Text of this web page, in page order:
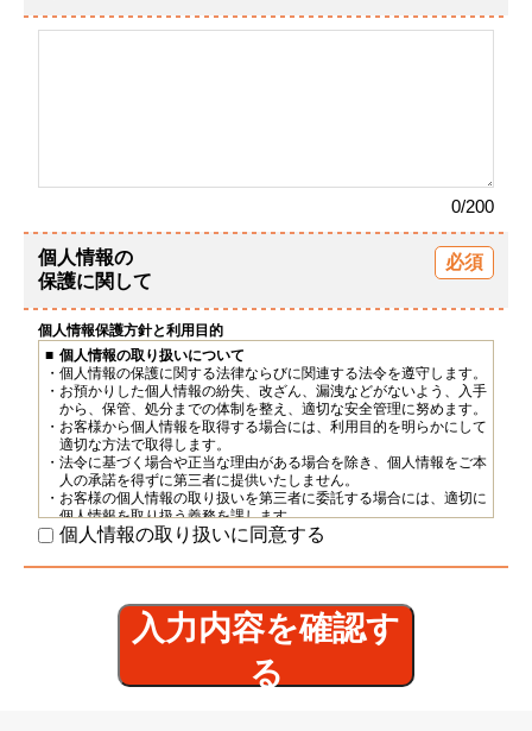
0/200
個人情報の
保護に関して
個人情報保護方針と利用目的
個人情報の取り扱いについて
個人情報の保護に関する法律ならびに関連する法令を遵守します。
お預かりした個人情報の紛失、改ざん、漏洩などがないよう、入手
から、保管、処分までの体制を整え、適切な安全管理に努めます。
お客様から個人情報を取得する場合には、利用目的を明らかにして
適切な方法で取得します。
法令に基づく場合や正当な理由がある場合を除き、個人情報をご本
人の承諾を得ずに第三者に提供いたしません。
お客様の個人情報の取り扱いを第三者に委託する場合には、適切に
個人情報を取り扱う義務を課します。
お預かりした個人情報について、開示、訂正、利用停止についての
て適正に、対応いたします。
負います。
個人情報の利用目的について
個人情報の利用目的は、当社へのお問い合わせ・資料請求・内覧予
約・入居をご希望される方への対応となります。
個人情報の取り扱いに同意する
入力内容を確認す
る